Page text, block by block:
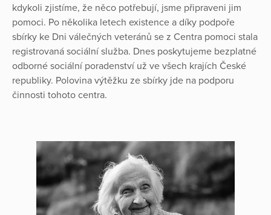
kdykoli zjistíme, že něco potřebují, jsme připraveni jim
pomoci. Po několika letech existence a díky podpoře
sbírky ke Dni válečných veteránů se z Centra pomoci stala
registrovaná sociální služba. Dnes poskytujeme bezplatné
odborné sociální poradenství už ve všech krajích České
republiky. Polovina výtěžku ze sbírky jde na podporu
činnosti tohoto centra.